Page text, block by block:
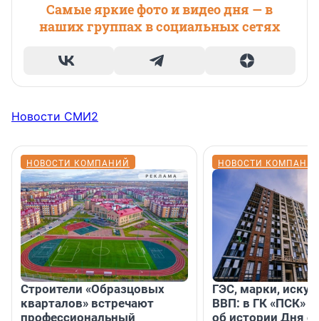
Самые яркие фото и видео дня — в
наших группах в социальных сетях
Новости СМИ2
НОВОСТИ КОМПАНИЙ
Строители «Образцовых
кварталов» встречают
профессиональный
НОВОСТИ
ГЭС, марки,
ВВП: в ГК «ПСК»
об истории Дня